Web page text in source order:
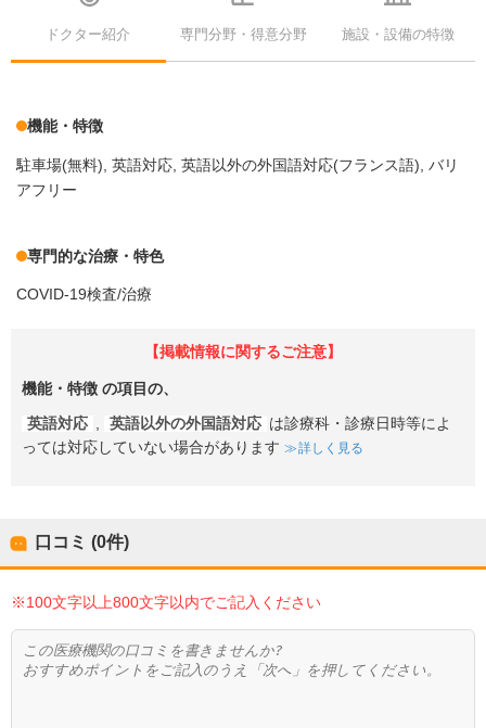
ドクター紹介 専門分野・得意分野 施設・設備の特徴
機能・特徴
駐車場(無料) 英語対応 英語以外の外国語対応(フランス語) バリ
アフリー
専門的な治療・特色
COVID-19検査/治療
【掲載情報に関するご注意】
機能・特徴 の項目の、
英語対応 , 英語以外の外国語対応 は診療科・診療日時等によ
っては対応していない場合があります
詳しく見る
口コミ (0件)
※100文字以上800文字以内でご記入ください